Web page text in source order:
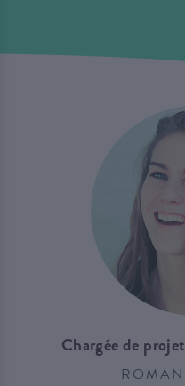
Chargée de